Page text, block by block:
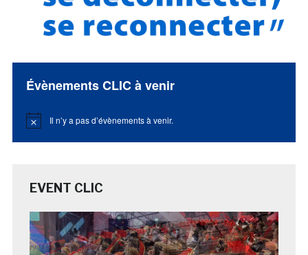
Évènements CLIC à venir
Notice Il n’y a pas d’évènements à venir.
EVENT CLIC